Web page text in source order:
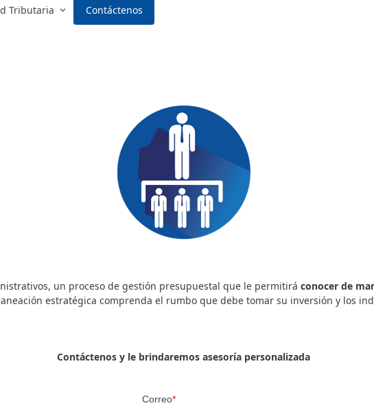
Tributaria Contáctenos
un proceso de gestión presupuestal que le permitirá conocer de
estratégica comprenda el rumbo que debe tomar su inversión y los
Contáctenos y le brindaremos asesoría personalizada